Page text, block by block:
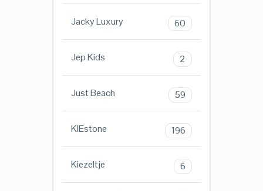
Jacky Luxury 60
Jep Kids 2
Just Beach 59
KIEstone 196
Kiezeltje 6